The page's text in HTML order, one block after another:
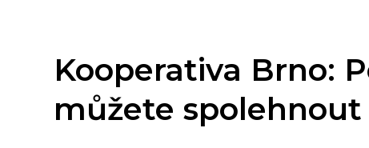
Kooperativa Brno:
můžete spolehnout